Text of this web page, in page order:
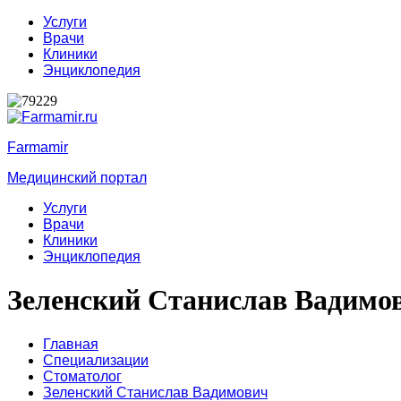
Услуги
Врачи
Клиники
Энциклопедия
Farmamir
Медицинский портал
Услуги
Врачи
Клиники
Энциклопедия
Зеленский Станислав
Главная
Специализации
Стоматолог
Зеленский Станислав Вадимович